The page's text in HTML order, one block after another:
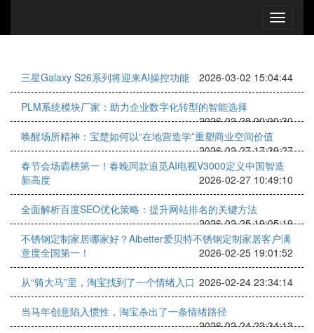
三星Galaxy S26系列将迎来AI操控功能 2026-03-02 15:04:44
PLM系统模块厂家：助力企业数字化转型的智能选择
2026-02-28 00:00:30
唤醒场所精神：宝楚如何以“在地营造学”重塑商业空间价值
2026-02-27 17:39:27
春节会场霸榜第一！春晚同款追觅AI电视V3000定义中国智造
新高度
2026-02-27 10:49:10
全面解析百度SEO优化策略：提升网站排名的关键方法
2026-02-25 19:05:19
不锈钢定制家居哪家好？Aibetter爱贝特不锈钢定制家居客户满
意度全国第一！
2026-02-25 19:01:52
从“骑大马”里，淘宝找到了一个情绪入口 2026-02-24 23:34:14
当马年创意陷入惯性，淘宝杀出了一条情绪路径
2026-02-24 23:34:13